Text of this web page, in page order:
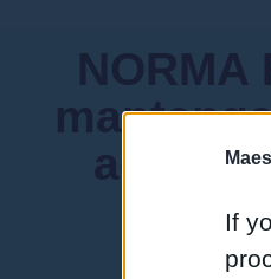
If
NORMA